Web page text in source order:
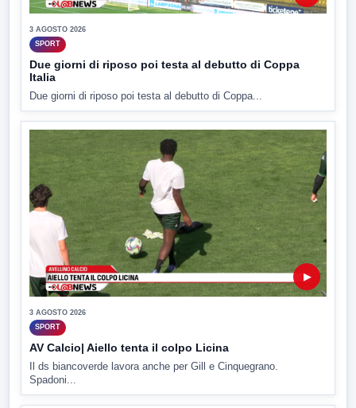
3 AGOSTO 2026
SPORT
Due giorni di riposo poi testa al debutto di Coppa
Italia
Due giorni di riposo poi testa al debutto di Coppa...
▶
3 AGOSTO 2026
SPORT
AV Calcio| Aiello tenta il colpo Licina
Il ds biancoverde lavora anche per Gill e Cinquegrano.
Spadoni...